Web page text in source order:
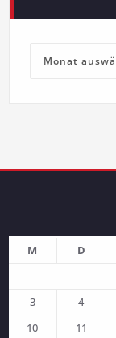
M D
3
4
10
11